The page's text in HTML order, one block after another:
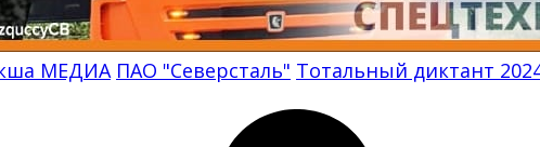
МЕДИА ПАО "Северсталь" Тотальный диктант